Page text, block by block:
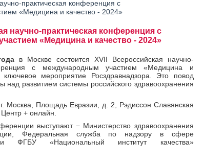
практическая конференция c
«Медицина и качество - 2024»
научно-практическая конференция c
«Медицина и качество - 2024»
в Москве состоится XVII Всероссийская научно-
с международным участием «Медицина и
мероприятие Росздравнадзора. Это повод
над развитием системы российского здравоохранения
г. Москва, Площадь Евразии, д. 2, Рэдиссон Славянская
+ онлайн.
выступают − Министерство здравоохранения
Федеральная служба по надзору в сфере
и ФГБУ «Национальный институт качества»